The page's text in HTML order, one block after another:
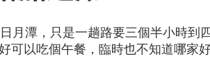
月潭，只是一趟路要三個半小時到
可以吃個午餐，臨時也不知道哪家